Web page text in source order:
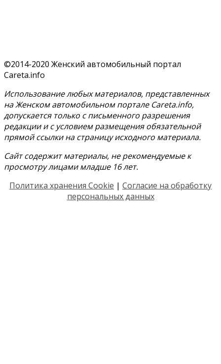
©2014-2020 Женский автомобильный портал
Careta.info
Использование любых материалов, представленных
на Женском автомобильном портале Careta.info,
допускается только с письменного разрешения
редакции и с условием размещения обязательной
прямой ссылки на страницу исходного материала.
Сайт содержит материалы, не рекомендуемые к
просмотру лицами младше 16 лет.
Политика хранения Cookie | Согласие на обработку
персональных данных